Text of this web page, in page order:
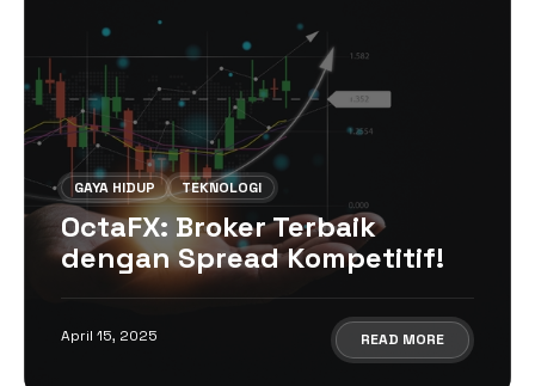
GAYA HIDUP TEKNOLOGI
OctaFX: Broker Terbaik
dengan Spread Kompetitif!
April 15, 2025 READ MORE